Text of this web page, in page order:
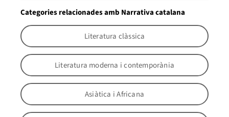
Categories relacionades amb Narrativa catalana
Literatura clàssica
Literatura moderna i contemporània
Asiàtica i Africana